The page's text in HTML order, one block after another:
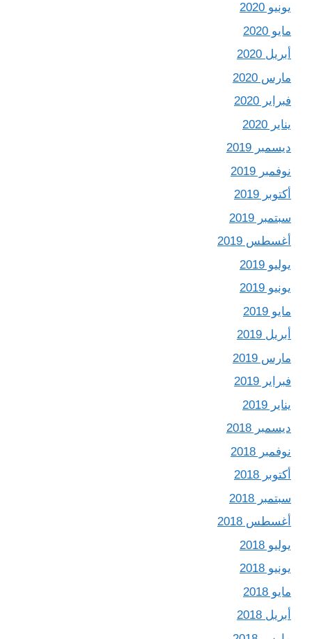
يونيو 2020
مايو 2020
أبريل 2020
مارس 2020
فبراير 2020
يناير 2020
ديسمبر 2019
نوفمبر 2019
أكتوبر 2019
سبتمبر 2019
أغسطس 2019
يوليو 2019
يونيو 2019
مايو 2019
أبريل 2019
مارس 2019
فبراير 2019
يناير 2019
ديسمبر 2018
نوفمبر 2018
أكتوبر 2018
سبتمبر 2018
أغسطس 2018
يوليو 2018
يونيو 2018
مايو 2018
أبريل 2018